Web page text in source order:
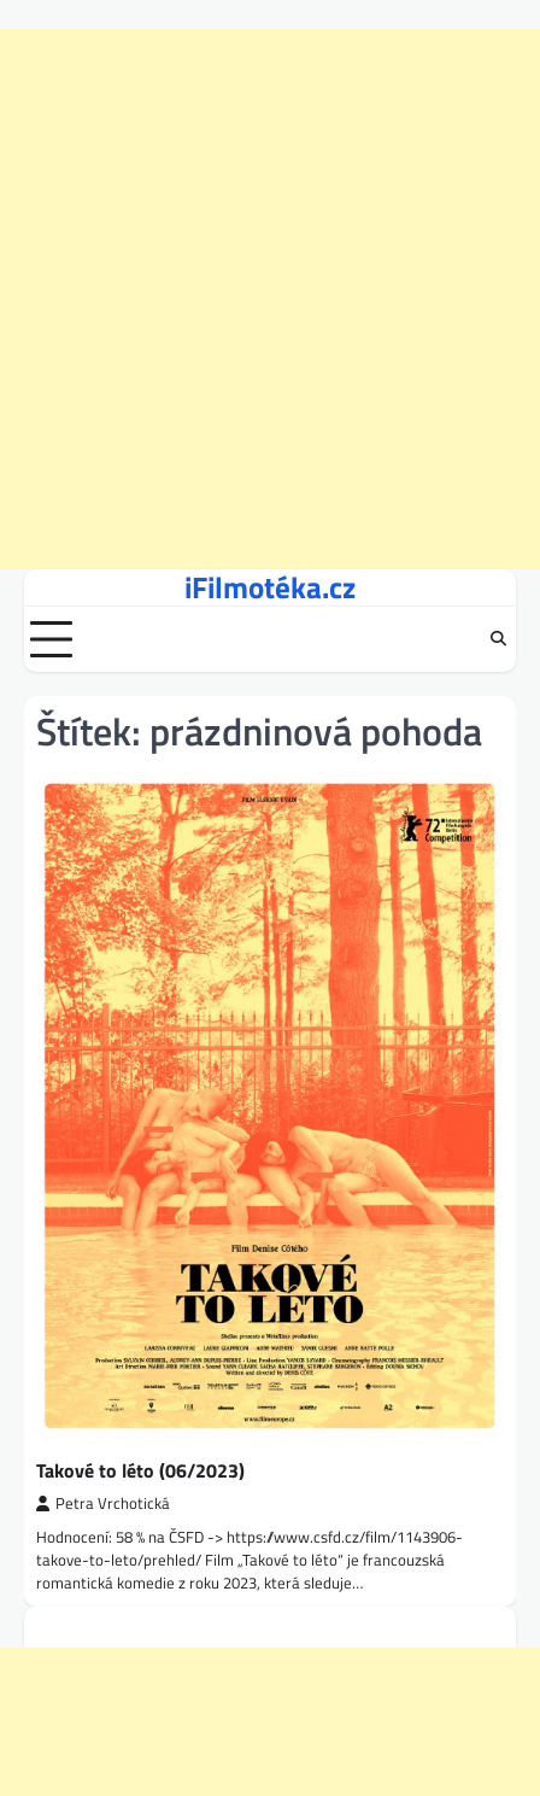
content
iFilmotéka.cz
Štítek: prázdninová pohoda
Takové to léto (06/2023)
Petra Vrchotická
Hodnocení: 58 % na ČSFD -> https://www.csfd.cz/film/1143906-
takove-to-leto/prehled/ Film „Takové to léto“ je francouzská
romantická komedie z roku 2023, která sleduje…